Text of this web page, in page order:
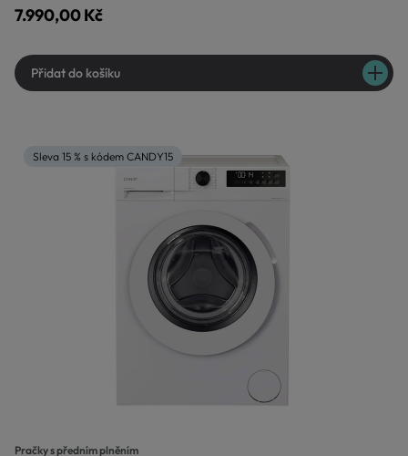
7.990,00 Kč
Přidat do košíku
Sleva 15 % s kódem CANDY15
Pračky s předním plněním